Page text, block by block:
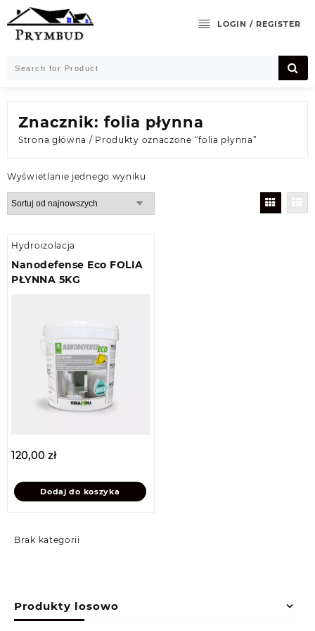
Skip
to
content
LOGIN / REGISTER
Brak kategorii
Znacznik: folia płynna
Strona główna / Produkty oznaczone “folia płynna”
Wyświetlanie jednego wyniku
Hydroizolacja
Nanodefense Eco FOLIA
PŁYNNA 5KG
120,00 zł
Dodaj do koszyka
Produkty losowo